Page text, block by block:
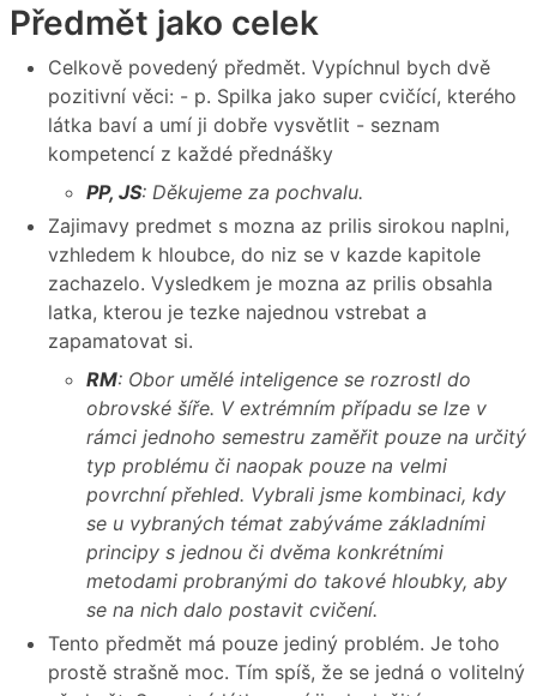
Předmět jako celek
Celkově povedený předmět. Vypíchnul bych dvě
pozitivní věci: - p. Spilka jako super cvičící, kterého
látka baví a umí ji dobře vysvětlit - seznam
kompetencí z každé přednášky
PP, JS: Děkujeme za pochvalu.
Zajimavy predmet s mozna az prilis sirokou naplni,
vzhledem k hloubce, do niz se v kazde kapitole
zachazelo. Vysledkem je mozna az prilis obsahla
latka, kterou je tezke najednou vstrebat a
zapamatovat si.
RM: Obor umělé inteligence se rozrostl do
obrovské šíře. V extrémním případu se lze v
rámci jednoho semestru zaměřit pouze na určitý
typ problému či naopak pouze na velmi
povrchní přehled. Vybrali jsme kombinaci, kdy
se u vybraných témat zabýváme základními
principy s jednou či dvěma konkrétními
metodami probranými do takové hloubky, aby
se na nich dalo postavit cvičení.
Tento předmět má pouze jediný problém. Je toho
prostě strašně moc. Tím spíš, že se jedná o volitelný